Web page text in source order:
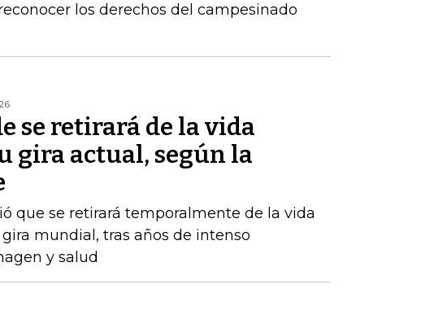
los derechos del campesinado
se retirará de la vida
gira actual, según la
que se retirará temporalmente de la vida
mundial, tras años de intenso
y salud